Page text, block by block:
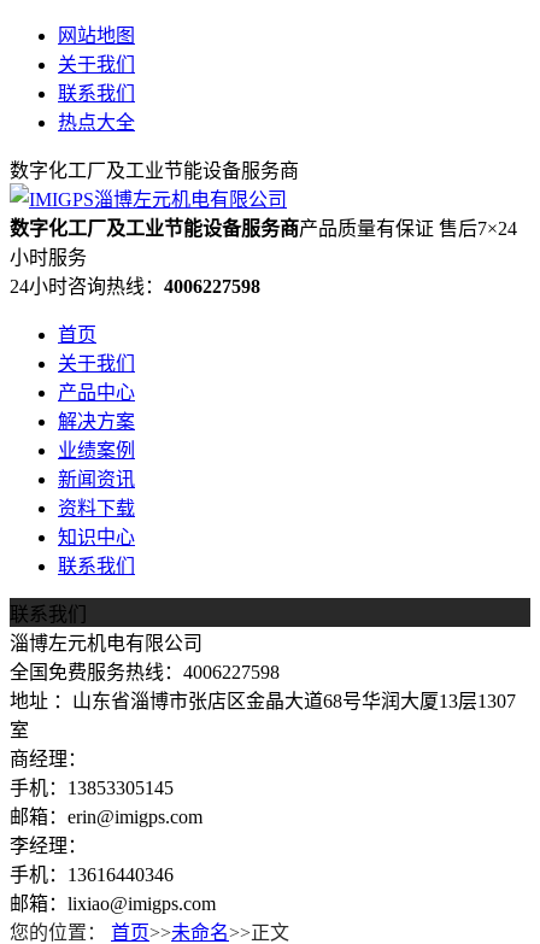
网站地图
关于我们
联系我们
热点大全
数字化工厂及工业节能设备服务商
数字化工厂及工业节能设备服务商产品质量有保证 售后7×24
小时服务
24小时咨询热线： 4006227598
首页
关于我们
产品中心
解决方案
业绩案例
新闻资讯
资料下载
知识中心
联系我们
联系我们
淄博左元机电有限公司
全国免费服务热线：4006227598
地址 ：山东省淄博市张店区金晶大道68号华润大厦13层1307
室
商经理：
手机：13853305145
邮箱：erin@imigps.com
李经理：
手机：13616440346
邮箱：lixiao@imigps.com
您的位置：
首页>>未命名>>正文